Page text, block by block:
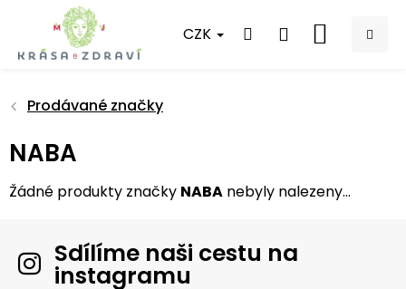
obsah
CZK
NÁKUPNÍ
Prodávané značky
NABA
Žádné produkty značky NABA nebyly nalezeny...
Sdílíme naši cestu na
instagramu